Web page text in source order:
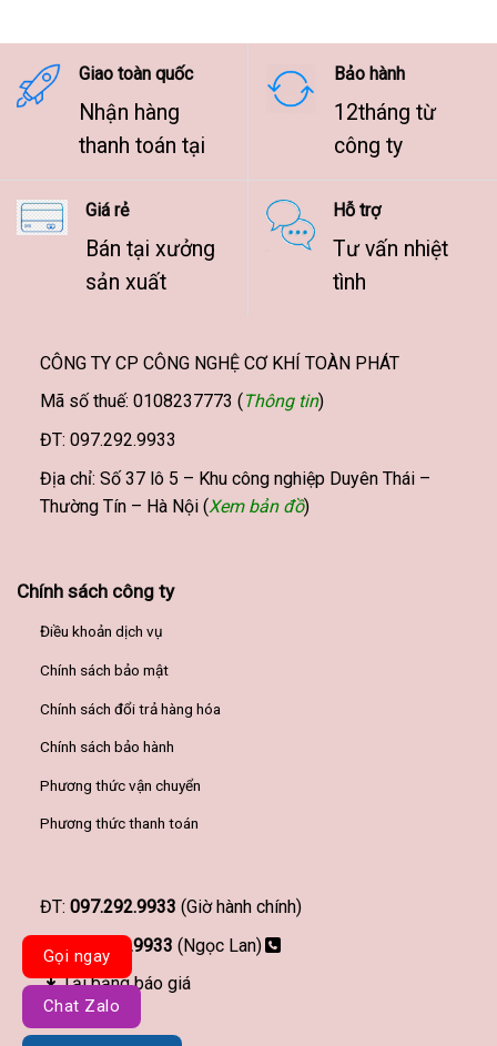
9.500.000 ₫
Giao toàn quốc
Nhận hàng
thanh toán tại
Bảo hành
12tháng từ
công ty
Giá rẻ
Bán tại xưởng
sản xuất
Hỗ trợ
Tư vấn nhiệt
tình
CÔNG TY CP CÔNG NGHỆ CƠ KHÍ TOÀN PHÁT
Mã số thuế: 0108237773 ( Thông tin)
ĐT: 097.292.9933
Địa chỉ: Số 37 lô 5 – Khu công nghiệp Duyên Thái –
Thường Tín – Hà Nội (Xem bản đồ)
Chính sách công ty
Điều khoản dịch vụ
Chính sách bảo mật
Chính sách đổi trả hàng hóa
Chính sách bảo hành
Phương thức vận chuyển
Phương thức thanh toán
ĐT: 097.292.9933 (Giờ hành chính)
097.292.9933 (Ngọc Lan)
Tải bảng báo giá
Gọi ngay
Chat Zalo